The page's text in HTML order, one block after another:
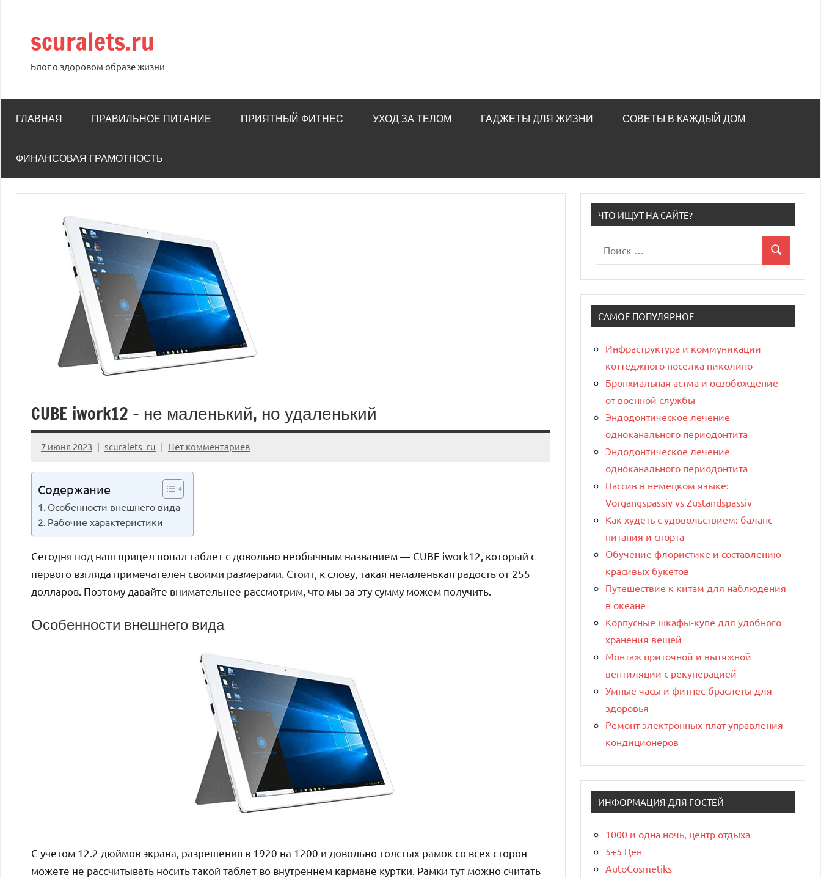
содержимому
scuralets.ru
Блог о здоровом образе жизни
ГЛАВНАЯ ПРАВИЛЬНОЕ ПИТАНИЕ ПРИЯТНЫЙ ФИТНЕС УХОД ЗА ТЕЛОМ ГАДЖЕТЫ ДЛЯ ЖИЗНИ СОВЕТЫ В КАЖДЫЙ ДОМ
ФИНАНСОВАЯ ГРАМОТНОСТЬ
CUBE iwork12 – не маленький, но удаленький
7 июня 2023 scuralets_ru Нет комментариев
Содержание
Особенности внешнего вида
Рабочие характеристики
Сегодня под наш прицел попал таблет с довольно необычным названием — CUBE iwork12, который с
первого взгляда примечателен своими размерами. Стоит, к слову, такая немаленькая радость от 255
долларов. Поэтому давайте внимательнее рассмотрим, что мы за эту сумму можем получить.
Особенности внешнего вида
С учетом 12.2 дюймов экрана, разрешения в 1920 на 1200 и довольно толстых рамок со всех сторон
можете не рассчитывать носить такой таблет во внутреннем кармане куртки. Рамки тут можно считать
ЧТО ИЩУТ НА САЙТЕ?
для:
Поиск
САМОЕ ПОПУЛЯРНОЕ
Инфраструктура и коммуникации
коттеджного поселка николино
Бронхиальная астма и освобождение
от военной службы
Эндодонтическое лечение
одноканального периодонтита
Эндодонтическое лечение
одноканального периодонтита
Пассив в немецком языке:
Vorgangspassiv vs Zustandspassiv
Как худеть с удовольствием: баланс
питания и спорта
Обучение флористике и составлению
красивых букетов
Путешествие к китам для наблюдения
в океане
Корпусные шкафы-купе для удобного
хранения вещей
Монтаж приточной и вытяжной
вентиляции с рекуперацией
Умные часы и фитнес-браслеты для
здоровья
Ремонт электронных плат управления
кондиционеров
ИНФОРМАЦИЯ ДЛЯ ГОСТЕЙ
1000 и одна ночь, центр отдыха
5+5 Цен
AutoCosmetiks